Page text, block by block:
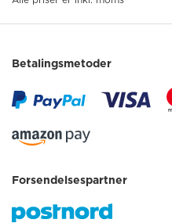
Betalingsmetoder
Forsendelsespartner